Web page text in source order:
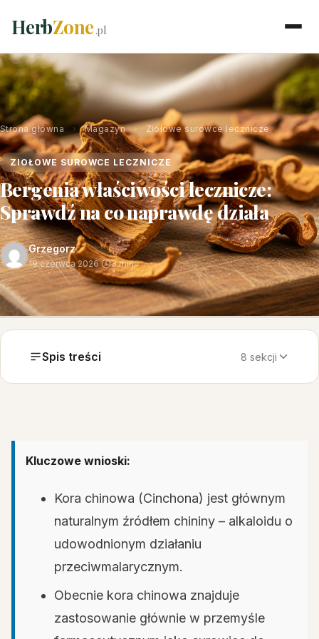
HerbZone.pl
Strona główna › Magazyn › Ziołowe surowce lecznicze
ZIOŁOWE SUROWCE LECZNICZE
Bergenia właściwości lecznicze:
Sprawdź na co naprawdę działa
Grzegorz
19 czerwca 2026· 3 min
Spis treści 8 sekcji
Kluczowe wnioski:
Kora chinowa (Cinchona) jest głównym
naturalnym źródłem chininy – alkaloidu o
udowodnionym działaniu
przeciwmalarycznym.
Obecnie kora chinowa znajduje
zastosowanie głównie w przemyśle